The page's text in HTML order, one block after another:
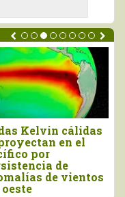
Kelvin cálidas
en el
por
de
de vientos